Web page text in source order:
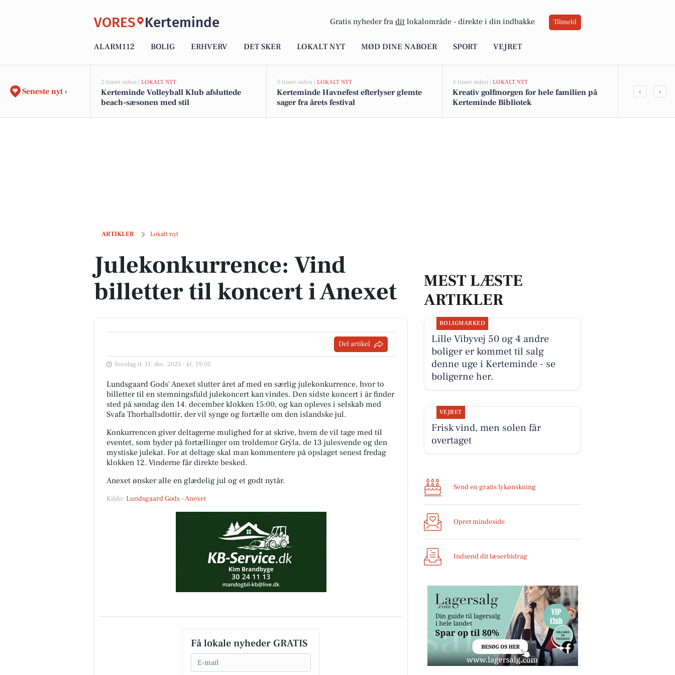
VORES Kerteminde Gratis nyheder fra dit lokalområde - direkte i din indbakke Tilmeld
ALARM112 BOLIG ERHVERV DET SKER LOKALT NYT MØD DINE NABOER SPORT VEJRET
Seneste nyt ›
2 timer siden | LOKALT NYT
Kerteminde Volleyball Klub afsluttede
beach-sæsonen med stil
3 timer siden | LOKALT NYT
Kerteminde Havnefest efterlyser glemte
sager fra årets festival
3 timer siden | LOKALT NYT
Kreativ golfmorgen for hele familien på
Kerteminde Bibliotek
‹ ›
ARTIKLER Lokalt nyt
Julekonkurrence: Vind billetter til koncert i Anexet
Julekonkurrence: Vind
billetter til koncert i Anexet
Del artikel
Torsdag d. 11. dec. 2025 - kl. 19:05
Lundsgaard Gods' Anexet slutter året af med en særlig julekonkurrence, hvor to
billetter til en stemningsfuld julekoncert kan vindes. Den sidste koncert i år finder
sted på søndag den 14. december klokken 15:00, og kan opleves i selskab med
Svafa Thorhallsdottir, der vil synge og fortælle om den islandske jul.
Konkurrencen giver deltagerne mulighed for at skrive, hvem de vil tage med til
eventet, som byder på fortællinger om troldemor Grýla, de 13 julesvende og den
mystiske julekat. For at deltage skal man kommentere på opslaget senest fredag
klokken 12. Vinderne får direkte besked.
Anexet ønsker alle en glædelig jul og et godt nytår.
Kilde: Lundsgaard Gods - Anexet
Få lokale nyheder GRATIS
Email
MEST LÆSTE
ARTIKLER
BOLIGMARKED
Lille Vibyvej 50 og 4 andre
boliger er kommet til salg
denne uge i Kerteminde - se
boligerne her.
VEJRET
Frisk vind, men solen får
overtaget
Send en gratis lykønskning
Opret mindeside
Indsend dit læserbidrag